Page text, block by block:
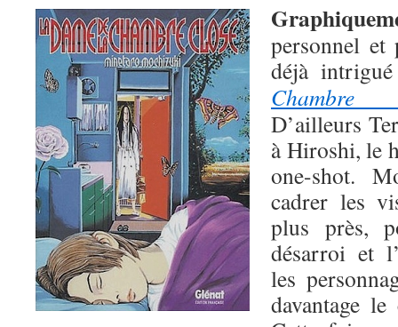
personnel et
déjà
Chambre
D’ailleurs
à Hiroshi, le
one-shot.
cadrer les
plus près,
désarroi et
les
davantage